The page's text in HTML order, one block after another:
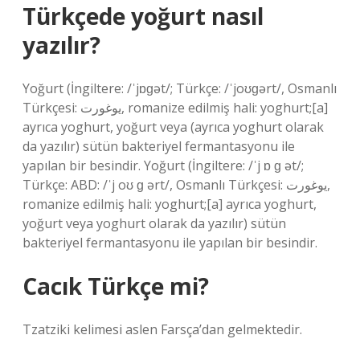
Türkçede yoğurt nasıl
yazılır?
Yoğurt (İngiltere: /ˈjɒɡət/; Türkçe: /ˈjoʊɡərt/, Osmanlı
Türkçesi: یوغورت, romanize edilmiş hali: yoghurt;[a]
ayrıca yoghurt, yoğurt veya (ayrıca yoghurt olarak
da yazılır) sütün bakteriyel fermantasyonu ile
yapılan bir besindir. Yoğurt (İngiltere: /ˈj ɒ ɡ ət/;
Türkçe: ABD: /ˈj oʊ ɡ ərt/, Osmanlı Türkçesi: یوغورت,
romanize edilmiş hali: yoghurt;[a] ayrıca yoghurt,
yoğurt veya yoghurt olarak da yazılır) sütün
bakteriyel fermantasyonu ile yapılan bir besindir.
Cacık Türkçe mi?
Tzatziki kelimesi aslen Farsça’dan gelmektedir.